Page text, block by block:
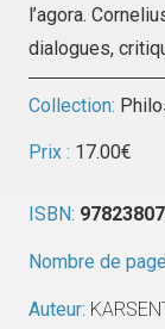
l’agora.
dialogues,
Collection:
Prix : 17.00€
ISBN:
Nombre de
Auteur: